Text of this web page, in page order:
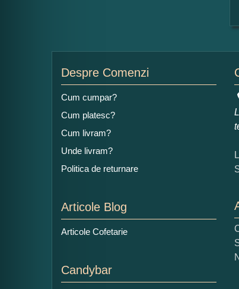
Despre Comenzi
Cum cumpar?
Cum platesc?
Cum livram?
Unde livram?
Politica de returnare
Articole Blog
Articole Cofetarie
Candybar